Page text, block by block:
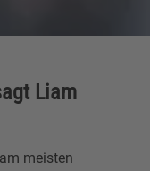
Liam
meisten